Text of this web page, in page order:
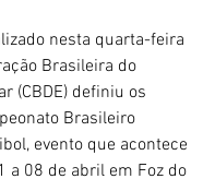
nesta quarta-feira
Brasileira do
(CBDE) definiu os
Brasileiro
evento que acontece
a 08 de abril em Foz do